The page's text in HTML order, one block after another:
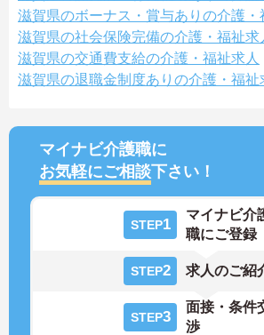
滋賀県のボーナス・賞与ありの介護・
滋賀県の社会保険完備の介護・福祉求
滋賀県の交通費支給の介護・福祉求人
滋賀県の退職金制度ありの介護・福祉
マイナビ介護職に
お気軽にご相談下さい！
STEP1
マイナビ介
職にご登録
STEP2 求人のご紹
STEP3
面接・条件
渉